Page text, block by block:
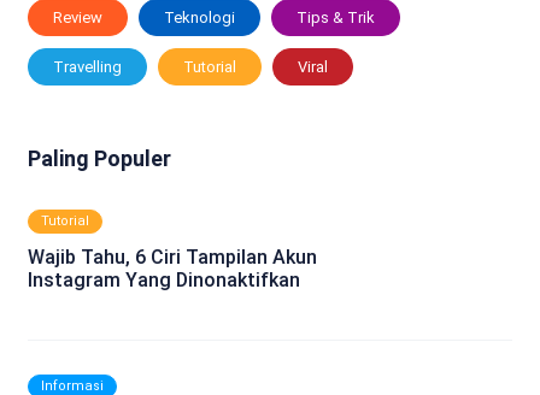
Review Teknologi Tips & Trik
Travelling Tutorial Viral
Paling Populer
Tutorial
Wajib Tahu, 6 Ciri Tampilan Akun
Instagram Yang Dinonaktifkan
Informasi